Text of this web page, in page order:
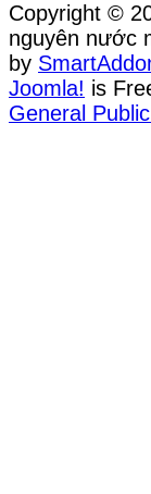
Copyright ©
nguyên nước
by
Joomla! is
General